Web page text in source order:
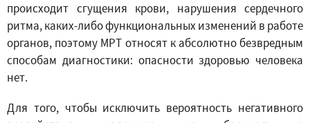
происходит сгущения крови, нарушения сердечного
ритма, каких-либо функциональных изменений в работе
органов, поэтому МРТ относят к абсолютно безвредным
способам диагностики: опасности здоровью человека
нет.
Для того, чтобы исключить вероятность негативного